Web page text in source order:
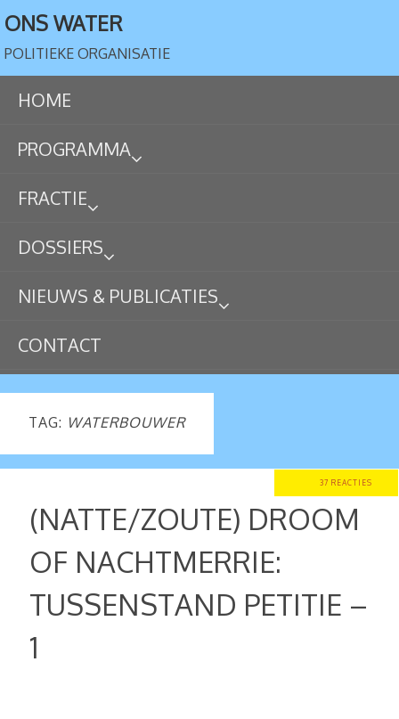
ONS WATER
POLITIEKE ORGANISATIE
HOME
PROGRAMMA
FRACTIE
DOSSIERS
NIEUWS & PUBLICATIES
CONTACT
TAG: WATERBOUWER
37 REACTIES
(NATTE/ZOUTE) DROOM
OF NACHTMERRIE:
TUSSENSTAND PETITIE –
1